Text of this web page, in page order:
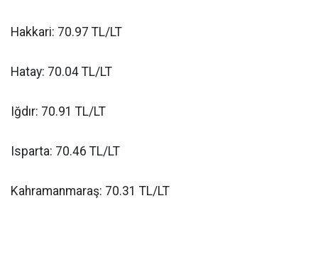
Hakkari: 70.97 TL/LT
Hatay: 70.04 TL/LT
Iğdır: 70.91 TL/LT
Isparta: 70.46 TL/LT
Kahramanmaraş: 70.31 TL/LT